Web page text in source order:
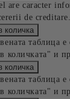
are caracter
de creditare.
таблица
количката" и
таблица
количката" и